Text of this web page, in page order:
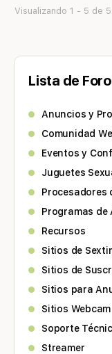
Visualizando 1 - 5 de
Lista de
Anuncios y
Comunidad
Eventos y
Juguetes
Procesadores
Programas de
Recursos
Sitios de
Sitios de
Sitios para
Sitios Webcam
Soporte
Streamer